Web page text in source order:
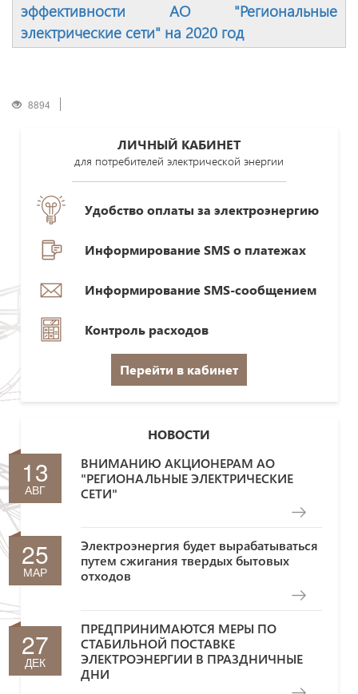
эффективности АО "Региональные
электрические сети" на 2020 год
8894
ЛИЧНЫЙ КАБИНЕТ
для потребителей электрической энергии
Удобство оплаты за электроэнергию
Информирование SMS о платежах
Информирование SMS-сообщением
Контроль расходов
Перейти в кабинет
НОВОСТИ
13
АВГ
ВНИМАНИЮ АКЦИОНЕРАМ АО
"РЕГИОНАЛЬНЫЕ ЭЛЕКТРИЧЕСКИЕ
СЕТИ"
25
МАР
Электроэнергия будет вырабатываться
путем сжигания твердых бытовых
отходов
27
ДЕК
ПРЕДПРИНИМАЮТСЯ МЕРЫ ПО
СТАБИЛЬНОЙ ПОСТАВКЕ
ЭЛЕКТРОЭНЕРГИИ В ПРАЗДНИЧНЫЕ
ДНИ